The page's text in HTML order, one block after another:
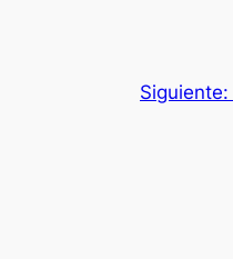
Siguiente: